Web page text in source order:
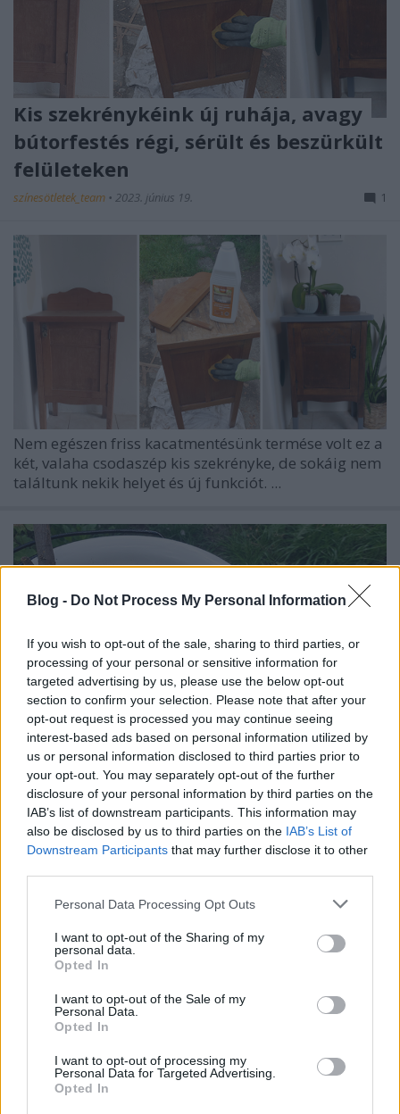
Blog - Do Not Process My Personal Information
If you wish to opt-out of the sale, sharing to third parties, or
processing of your personal or sensitive information for
targeted advertising by us, please use the below opt-out
section to confirm your selection. Please note that after your
opt-out request is processed you may continue seeing
interest-based ads based on personal information utilized by
us or personal information disclosed to third parties prior to
your opt-out. You may separately opt-out of the further
disclosure of your personal information by third parties on the
IAB’s list of downstream participants. This information may
also be disclosed by us to third parties on the IAB’s List of
Downstream Participants that may further disclose it to other
Please note that this website/app uses one or more Google
not limited to your visit or usage behaviour. You may click to
grant or deny consent to Google and its third-party tags to
use your data for below specified purposes in below Google
consent section.
Personal Data Processing Opt Outs
I want to opt-out of the Sharing of my
personal data.
Opted In
I want to opt-out of the Sale of my
Personal Data.
Opted In
I want to opt-out of processing my
Personal Data for Targeted Advertising.
Opted In
Kis szekrénykéink új ruhája, avagy
bútorfestés régi, sérült és beszürkült
felületeken
színesötletek_team • 2023. június 19. 1
Nem egészen friss kacatmentésünk termése volt ez a
két, valaha csodaszép kis szekrényke, de sokáig nem
találtunk nekik helyet és új funkciót. ...
Egy jobb sorsra érdemes állványos
mosdótál új élete madáritatóként
Kacatmentő sorozatunk ünnepi fejezete a
Madarak és fák napja alkalmából
színesötletek_team •2023. május 10.